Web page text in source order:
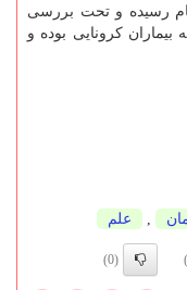
۱۹ طرح به اتمام رسیده و تحت بررسی
بیماران کرونایی بوده و
علم
(0)